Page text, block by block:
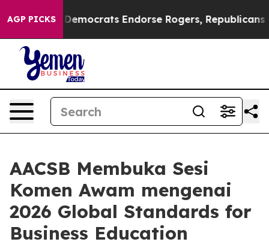
AGP PICKSDemocrats Endorse Rogers, Republicans
AACSB Membuka Sesi
Komen Awam mengenai
2026 Global Standards for
Business Education